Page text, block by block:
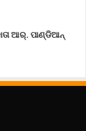
ଆର୍‌. ପାଣ୍ଡିଆନ୍